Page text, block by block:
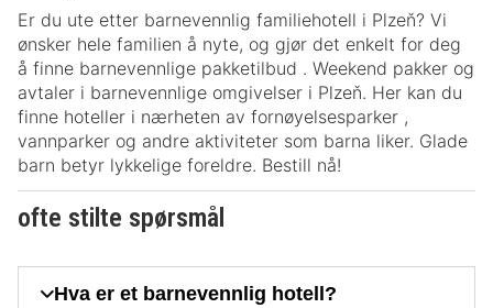
Er du ute etter barnevennlig familiehotell i Plzeň? Vi
ønsker hele familien å nyte, og gjør det enkelt for deg
å finne barnevennlige pakketilbud . Weekend pakker og
avtaler i barnevennlige omgivelser i Plzeň. Her kan du
finne hoteller i nærheten av fornøyelsesparker ,
vannparker og andre aktiviteter som barna liker. Glade
barn betyr lykkelige foreldre. Bestill nå!
ofte stilte spørsmål
Hva er et barnevennlig hotell?